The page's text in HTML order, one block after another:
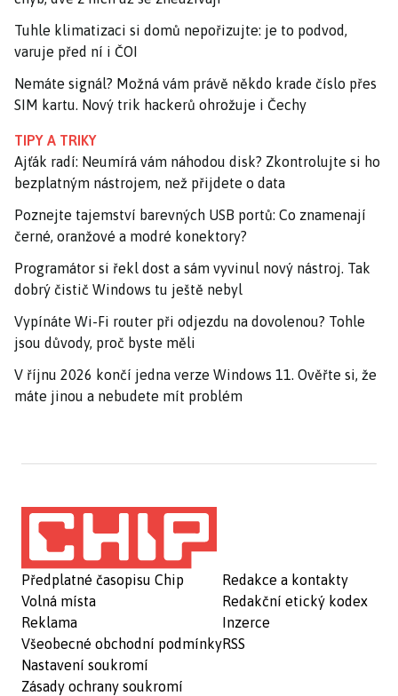
Tuhle klimatizaci si domů nepořizujte: je to podvod,
varuje před ní i ČOI
Nemáte signál? Možná vám právě někdo krade číslo přes
SIM kartu. Nový trik hackerů ohrožuje i Čechy
TIPY A TRIKY
Ajťák radí: Neumírá vám náhodou disk? Zkontrolujte si ho
bezplatným nástrojem, než přijdete o data
Poznejte tajemství barevných USB portů: Co znamenají
černé, oranžové a modré konektory?
Programátor si řekl dost a sám vyvinul nový nástroj. Tak
dobrý čistič Windows tu ještě nebyl
Vypínáte Wi-Fi router při odjezdu na dovolenou? Tohle
jsou důvody, proč byste měli
V říjnu 2026 končí jedna verze Windows 11. Ověřte si, že
máte jinou a nebudete mít problém
Předplatné časopisu Chip
Volná místa
Reklama
Všeobecné obchodní podmínky
Nastavení soukromí
Zásady ochrany soukromí
Redakce a kontakty
Redakční etický kodex
Inzerce
RSS